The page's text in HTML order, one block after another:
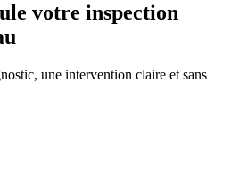
votre inspection
une intervention claire et sans